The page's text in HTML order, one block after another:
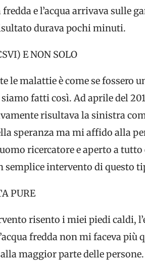
e l’acqua arrivava sulle
durava pochi minuti.
E NON SOLO
le malattie è come se fossero
fatti così. Ad aprile del
risultava la sinistra
speranza ma mi affido alla
ricercatore e aperto a
semplice intervento di questo
PURE
risento i miei piedi caldi,
fredda non mi faceva più
maggior parte delle